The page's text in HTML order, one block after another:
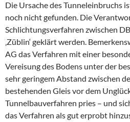
Die Ursache des Tunneleinbruchs
noch nicht gefunden. Die
Schlichtungsverfahren zwischen
‚Züblin‘ geklärt werden.
AG das Verfahren mit einer
Vereisung des Bodens unter der
sehr geringem Abstand zwischen
bestehenden Gleis vor dem
Tunnelbauverfahren pries – und
das Verfahren als gut erprobt